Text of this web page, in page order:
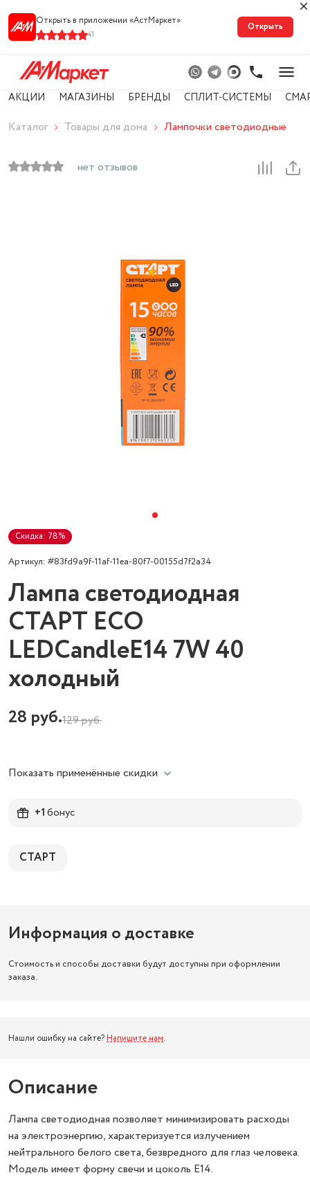
Открыть в приложении «АстМарке‪т‬»
41
Открыть
АКЦИИ МАГАЗИНЫ БРЕНДЫ СПЛИТ-СИСТЕМЫ
Каталог Товары для дома Лампочки светодиодные
нет отзывов
Скидка: 78%
Артикул: #83fd9a9f-11af-11ea-80f7-00155d7f2a34
Лампа светодиодная
СТАРТ ECO
LEDCandleE14 7W 40
холодный
28 руб.129руб.
Показать применённые скидки
+1бонус
СТАРТ
Информация о доставке
Стоимость и способы доставки будут доступны при оформлении
заказа.
Нашли ошибку на сайте? Напишите нам.
Описание
Лампа светодиодная позволяет минимизировать расходы
на электроэнергию, характеризуется излучением
нейтрального белого света, безвредного для глаз человека.
Модель имеет форму свечи и цоколь Е14.